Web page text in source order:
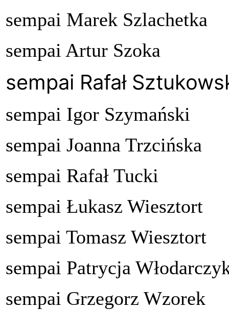
sempai Marek Szlachetka
sempai Artur Szoka
sempai Rafał
sempai Igor Szymański
sempai Joanna Trzcińska
sempai Rafał Tucki
sempai Łukasz Wiesztort
sempai Tomasz Wiesztort
sempai Patrycja
sempai Grzegorz Wzorek